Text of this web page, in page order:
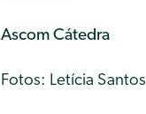
Ascom Cátedra
Fotos: Letícia Santos